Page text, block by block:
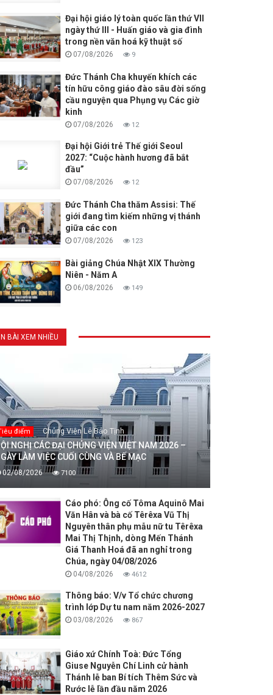
Đại hội giáo lý toàn quốc lần thứ VII
ngày thứ III - Huấn giáo và gia đình
trong nền văn hoá kỹ thuật số
07/08/2026 9
Đức Thánh Cha khuyến khích các
tín hữu công giáo đào sâu đời sống
cầu nguyện qua Phụng vụ Các giờ
kinh
07/08/2026 12
Đại hội Giới trẻ Thế giới Seoul
2027: “Cuộc hành hương đã bắt
đầu”
07/08/2026 12
Đức Thánh Cha thăm Assisi: Thế
giới đang tìm kiếm những vị thánh
giữa các con
07/08/2026 123
Bài giảng Chúa Nhật XIX Thường
Niên - Năm A
06/08/2026 149
BÀI XEM NHIỀU
điểm Chủng Viện Lê Bảo Tịnh
NGHỊ CÁC ĐẠI CHỦNG VIỆN VIỆT NAM 2026 –
LÀM VIỆC CUỐI CÙNG VÀ BẾ MẠC
02/08/2026 7100
Cáo phó: Ông cố Tôma Aquinô Mai
Văn Hân và bà cố Têrêxa Vũ Thị
Nguyên thân phụ mẫu nữ tu Têrêxa
Mai Thị Thịnh, dòng Mến Thánh
Giá Thanh Hoá đã an nghỉ trong
Chúa, ngày 04/08/2026
04/08/2026 4612
Thông báo: V/v Tổ chức chương
trình lớp Dự tu nam năm 2026-2027
03/08/2026 867
Giáo xứ Chính Toà: Đức Tổng
Giuse Nguyễn Chí Linh cử hành
Thánh lễ ban Bí tích Thêm Sức và
Rước lễ lần đầu năm 2026